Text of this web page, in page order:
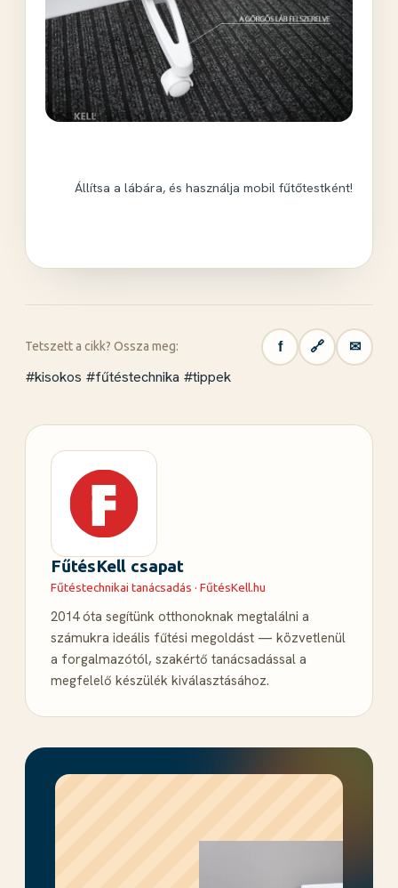
Állítsa a lábára, és használja mobil fűtőtestként!
Tetszett a cikk? Ossza meg: f 🔗 ✉
#kisokos #fűtéstechnika #tippek
FűtésKell csapat
Fűtéstechnikai tanácsadás · FűtésKell.hu
2014 óta segítünk otthonoknak megtalálni a
számukra ideális fűtési megoldást — közvetlenül
a forgalmazótól, szakértő tanácsadással a
megfelelő készülék kiválasztásához.